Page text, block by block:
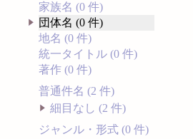
家族名 (0 件)
団体名 (0 件)
地名 (0 件)
統一タイトル (0 件)
著作 (0 件)
普通件名 (2 件)
細目なし (2 件)
ジャンル・形式 (0 件)